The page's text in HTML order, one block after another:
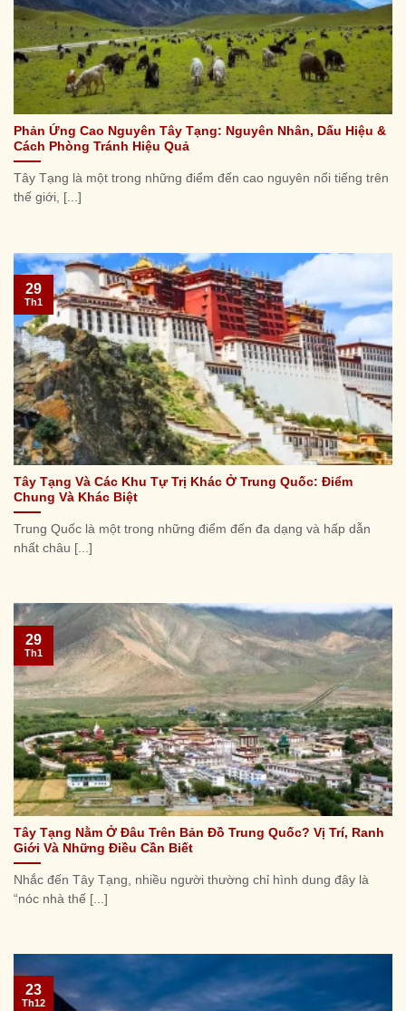
Phản Ứng Cao Nguyên Tây Tạng: Nguyên Nhân, Dấu Hiệu &
Cách Phòng Tránh Hiệu Quả
Tây Tạng là một trong những điểm đến cao nguyên nổi tiếng trên
thế giới, [...]
Tây Tạng Và Các Khu Tự Trị Khác Ở Trung Quốc: Điểm
Chung Và Khác Biệt
Trung Quốc là một trong những điểm đến đa dạng và hấp dẫn
nhất châu [...]
29
Th1
Tây Tạng Nằm Ở Đâu Trên Bản Đồ Trung Quốc? Vị Trí, Ranh
Giới Và Những Điều Cần Biết
Nhắc đến Tây Tạng, nhiều người thường chỉ hình dung đây là
“nóc nhà thế [...]
29
Th1
23
Th12